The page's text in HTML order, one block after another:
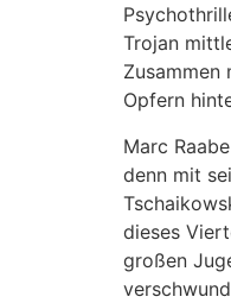
Trojan
Zusammen
Opfern
Marc
denn mit
dieses
großen